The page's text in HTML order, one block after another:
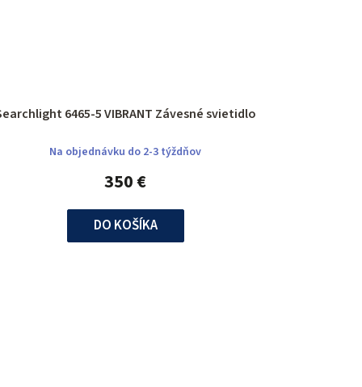
Searchlight 6465-5 VIBRANT Závesné svietidlo
Na objednávku do 2-3 týždňov
350 €
DO KOŠÍKA